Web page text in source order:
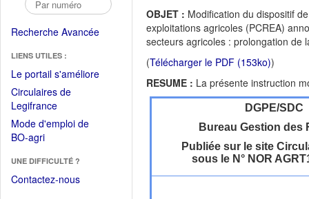
Recherche Avancée
LIENS UTILES :
Le portail s'améliore(Fichier
Circulaires de
Legifrance(Ouvrir
dans
une
fenêtre)
Mode d'emploi de
BO-agri(Ouvrir
une
nouvelle
UNE DIFFICULTÉ ?
Contactez-nous
OBJET : Modification du dispositif
exploitations agricoles (PCREA)
secteurs agricoles : prolongation de
(Télécharger le PDF (153ko))
RESUME : La présente instruction
DGPE/SDC
Bureau Gestion des
Publiée sur le site
sous le N° NOR